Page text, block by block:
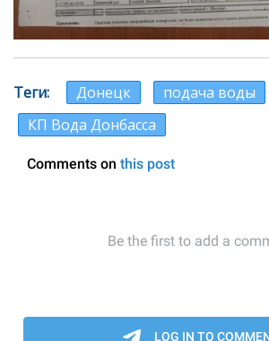
Теги Донецк
подача воды
КП Вода Донбасса